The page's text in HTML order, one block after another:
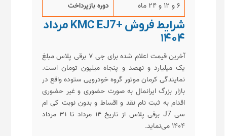
۶ و ۱۲ و ۲۴ ماه دوره بازپرداخت
شرایط فروش +KMC EJ7 مرداد
۱۴۰۴
آخرین قیمت اعلام شده برای جی ۷ برقی پلاس مبلغ
یک میلیارد و نهصد و پنجاه میلیون تومان است.
نمایندگی کرمان موتور گروه خودرویی ستوده واقع در
بازار بزرگ ایرانمال به صورت حضوری و غیر حضوری
اقدام به ثبت نام نقد و اقساط و بدون نوبت کی ام
سی J7 برقی پلاس از تاریخ ۱۴ مرداد تا ۳۱ مرداد
۱۴۰۴ می‌نماید.